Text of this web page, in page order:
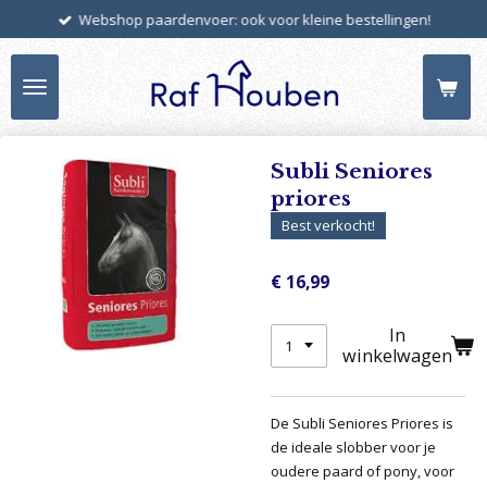
de
hoofdinhoud
Webshop paardenvoer: ook voor kleine bestellingen!
Subli Seniores
priores
Best verkocht!
€ 16,99
In
winkelwagen
De Subli Seniores Priores is
de ideale slobber voor je
oudere paard of pony, voor